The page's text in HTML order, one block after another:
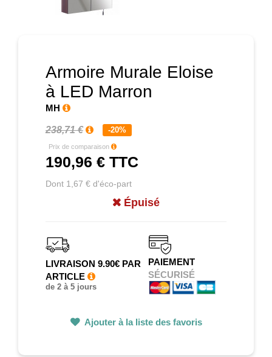
Armoire Murale Eloise
à LED Marron
MH
238,71 € -20%
Prix de comparaison
190,96 € TTC
Dont 1,67 € d'éco-part
Épuisé
LIVRAISON 9.90€ PAR
ARTICLE
de 2 à 5 jours
PAIEMENT
SÉCURISÉ
Ajouter à la liste des favoris